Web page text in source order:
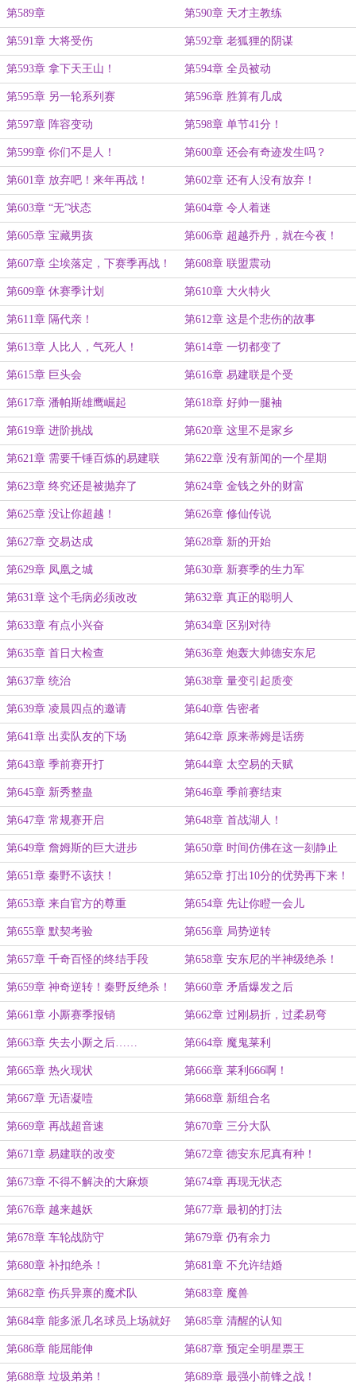
第589章 第590章 天才主教练
第591章 大将受伤 第592章 老狐狸的阴谋
第593章 拿下天王山！ 第594章 全员被动
第595章 另一轮系列赛 第596章 胜算有几成
第597章 阵容变动 第598章 单节41分！
第599章 你们不是人！ 第600章 还会有奇迹发生吗？
第601章 放弃吧！来年再战！ 第602章 还有人没有放弃！
第603章 “无”状态 第604章 令人着迷
第605章 宝藏男孩 第606章 超越乔丹，就在今夜！
第607章 尘埃落定，下赛季再战！ 第608章 联盟震动
第609章 休赛季计划 第610章 大火特火
第611章 隔代亲！ 第612章 这是个悲伤的故事
第613章 人比人，气死人！ 第614章 一切都变了
第615章 巨头会 第616章 易建联是个受
第617章 潘帕斯雄鹰崛起 第618章 好帅一腿袖
第619章 进阶挑战 第620章 这里不是家乡
第621章 需要千锤百炼的易建联 第622章 没有新闻的一个星期
第623章 终究还是被抛弃了 第624章 金钱之外的财富
第625章 没让你超越！ 第626章 修仙传说
第627章 交易达成 第628章 新的开始
第629章 凤凰之城 第630章 新赛季的生力军
第631章 这个毛病必须改改 第632章 真正的聪明人
第633章 有点小兴奋 第634章 区别对待
第635章 首日大检查 第636章 炮轰大帅德安东尼
第637章 统治 第638章 量变引起质变
第639章 凌晨四点的邀请 第640章 告密者
第641章 出卖队友的下场 第642章 原来蒂姆是话痨
第643章 季前赛开打 第644章 太空易的天赋
第645章 新秀整蛊 第646章 季前赛结束
第647章 常规赛开启 第648章 首战湖人！
第649章 詹姆斯的巨大进步 第650章 时间仿佛在这一刻静止
第651章 秦野不该扶！ 第652章 打出10分的优势再下来！
第653章 来自官方的尊重 第654章 先让你瞪一会儿
第655章 默契考验 第656章 局势逆转
第657章 千奇百怪的终结手段 第658章 安东尼的半神级绝杀！
第659章 神奇逆转！秦野反绝杀！ 第660章 矛盾爆发之后
第661章 小厮赛季报销 第662章 过刚易折，过柔易弯
第663章 失去小厮之后…… 第664章 魔鬼莱利
第665章 热火现状 第666章 莱利666啊！
第667章 无语凝噎 第668章 新组合名
第669章 再战超音速 第670章 三分大队
第671章 易建联的改变 第672章 德安东尼真有种！
第673章 不得不解决的大麻烦 第674章 再现无状态
第676章 越来越妖 第677章 最初的打法
第678章 车轮战防守 第679章 仍有余力
第680章 补扣绝杀！ 第681章 不允许结婚
第682章 伤兵异禀的魔术队 第683章 魔兽
第684章 能多派几名球员上场就好
了
第685章 清醒的认知
第686章 能屈能伸 第687章 预定全明星票王
第688章 垃圾弟弟！ 第689章 最强小前锋之战！